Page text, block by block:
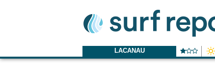
LACANAU